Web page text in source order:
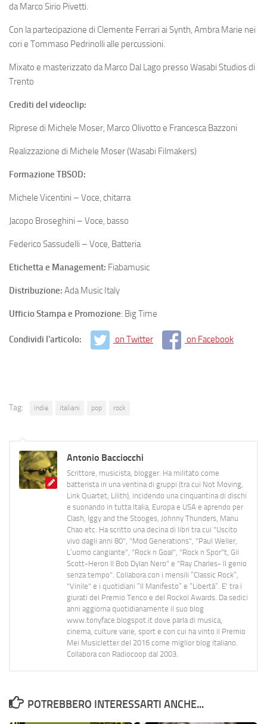
da Marco Sirio Pivetti.
Con la partecipazione di Clemente Ferrari ai Synth, Ambra Marie nei
cori e Tommaso Pedrinolli alle percussioni.
Mixato e masterizzato da Marco Dal Lago presso Wasabi Studios di
Trento
Crediti del videoclip:
Riprese di Michele Moser, Marco Olivotto e Francesca Bazzoni
Realizzazione di Michele Moser (Wasabi Filmakers)
Formazione TBSOD:
Michele Vicentini – Voce, chitarra
Jacopo Broseghini – Voce, basso
Federico Sassudelli – Voce, Batteria
Etichetta e Management: Fiabamusic
Distribuzione: Ada Music Italy
Ufficio Stampa e Promozione: Big Time
Condividi l'articolo: on Twitter on Facebook
Tag: indie italiani pop rock
Antonio Bacciocchi
Scrittore, musicista, blogger. Ha militato come
batterista in una ventina di gruppi (tra cui Not Moving,
Link Quartet, Lilith), incidendo una cinquantina di dischi
e suonando in tutta Italia, Europa e USA e aprendo per
Clash, Iggy and the Stooges, Johnny Thunders, Manu
Chao etc. Ha scritto una decina di libri tra cui "Uscito
vivo dagli anni 80", "Mod Generations", "Paul Weller,
L’uomo cangiante", "Rock n Goal", "Rock n Spor"t, Gil
Scott-Heron Il Bob Dylan Nero" e "Ray Charles- Il genio
senza tempo". Collabora con i mensili “Classic Rock”,
"Vinile" e i quotidiani “Il Manifesto” e “Libertà”. E' tra i
giurati del Premio Tenco e del Rockol Awards. Da sedici
anni aggiorna quotidianamente il suo blog
www.tonyface.blogspot.it dove parla di musica,
cinema, culture varie, sport e con cui ha vinto il Premio
Mei Musicletter del 2016 come miglior blog italiano.
Collabora con Radiocoop dal 2003.
POTREBBERO INTERESSARTI ANCHE...